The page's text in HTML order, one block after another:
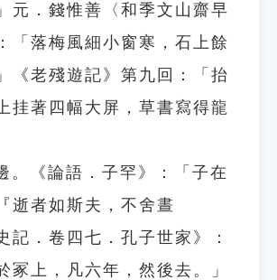
元．錢惟善〈和季文山齋早
「落梅風細小窗寒，石上餘
《老殘遊記》第九回：「抬
挂著四幅大屏，草書寫得龍
。《論語．子罕》：「子在
逝者如斯夫，不舍晝
記．卷四七．孔子世家》：
冢上，凡六年，然後去。」